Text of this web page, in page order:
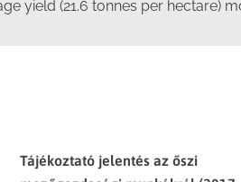
yield (21.6 tonnes per hectare)
Tájékoztató jelentés az őszi